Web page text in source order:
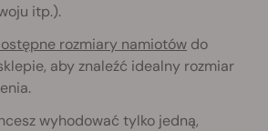
itp.).
rozmiary namiotów do
aby znaleźć idealny rozmiar
wyhodować tylko jedną,